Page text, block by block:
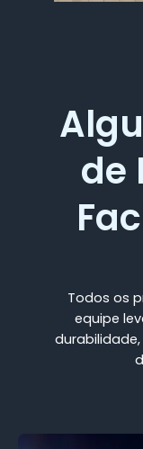
de
Todos os
equipe